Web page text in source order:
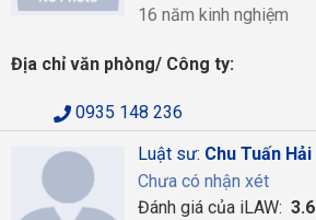
16 năm kinh nghiệm
Địa chỉ văn phòng/ Công ty:
0935 148 236
Luật sư: Chu Tuấn Hải
Chưa có nhận xét
Đánh giá của iLAW: 3.6